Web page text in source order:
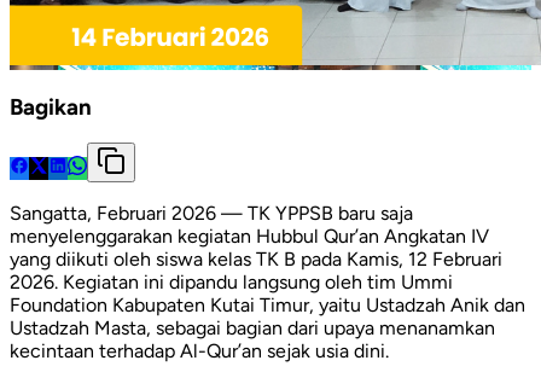
Bagikan
Sangatta, Februari 2026 — TK YPPSB baru saja
menyelenggarakan kegiatan Hubbul Qur’an Angkatan IV
yang diikuti oleh siswa kelas TK B pada Kamis, 12 Februari
2026. Kegiatan ini dipandu langsung oleh tim Ummi
Foundation Kabupaten Kutai Timur, yaitu Ustadzah Anik dan
Ustadzah Masta, sebagai bagian dari upaya menanamkan
kecintaan terhadap Al-Qur’an sejak usia dini.